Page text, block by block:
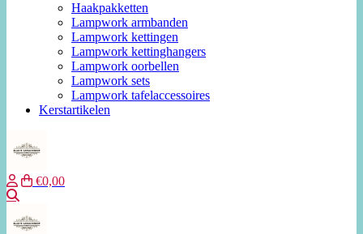
Haakpakketten
Lampwork armbanden
Lampwork kettingen
Lampwork kettinghangers
Lampwork oorbellen
Lampwork sets
Lampwork tafelaccessoires
Kerstartikelen
€0,00